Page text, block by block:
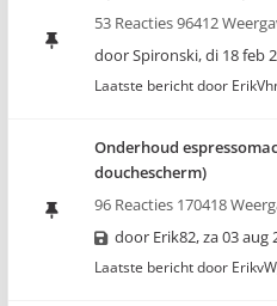
53 Reacties 96412
doorSpironski,di 18 feb
Laatste bericht door
Onderhoud
douchescherm)
96 Reacties 170418
door Erik82,za 03 aug
Laatste bericht door ErikvW